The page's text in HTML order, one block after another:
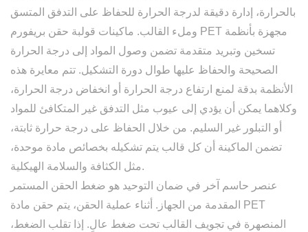
بالحرارة، إدارة دقيقة لدرجة الحرارة للحفاظ على التدفق المتسق
وملء القالب. ماكينات قولبة حقن بريفورم PET مجهزة بأنظمة
تسخين وتبريد متقدمة تضمن وصول المواد إلى درجة الحرارة
الصحيحة والحفاظ عليها طوال دورة التشكيل. تتم معايرة هذه
الأنظمة بدقة لمنع ارتفاع درجة الحرارة أو انخفاض درجة الحرارة،
وكلاهما يمكن أن يؤدي إلى عيوب مثل التدفق غير المتكافئ للمواد
أو التبلور غير السليم. من خلال الحفاظ على درجة حرارة ثابتة،
تضمن الماكينة أن كل قالب يتم تشكيله بخصائص مادة موحدة،
مثل الكثافة والسلامة الهيكلية.
عنصر حاسم آخر في ضمان التوحيد هو ضغط الحقن المستمر
المقدمة من الجهاز. أثناء عملية الحقن، يتم حقن مادة PET
المنصهرة في تجويف القالب تحت ضغط عالٍ. إذا تقلب الضغط،